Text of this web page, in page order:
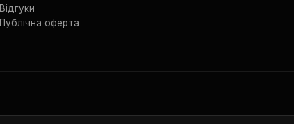
Відгуки
Публічна оферта